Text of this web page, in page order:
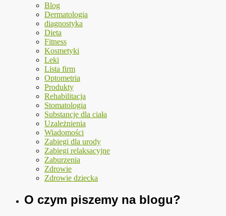
Blog
Dermatologia
diagnostyka
Dieta
Fitness
Kosmetyki
Leki
Lista firm
Optometria
Produkty
Rehabilitacja
Stomatologia
Substancje dla ciała
Uzależnienia
Wiadomości
Zabiegi dla urody
Zabiegi relaksacyjne
Zaburzenia
Zdrowie
Zdrowie dziecka
O czym piszemy na blogu?